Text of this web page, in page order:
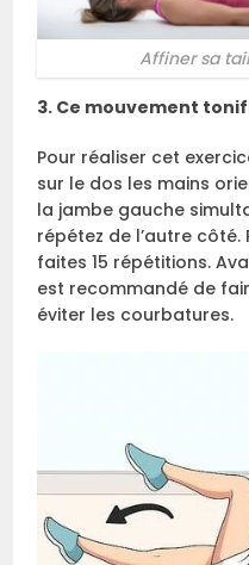
Affiner sa
3. Ce mouvement
Pour réaliser cet
sur le dos les mains
la jambe gauche
répétez de l’autre
faites 15 répétitions.
est recommandé de
éviter les courbatures.